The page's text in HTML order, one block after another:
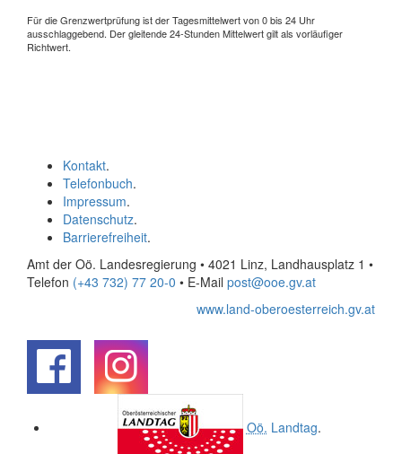
Für die Grenzwertprüfung ist der Tagesmittelwert von 0 bis 24 Uhr
ausschlaggebend. Der gleitende 24-Stunden Mittelwert gilt als vorläufiger
Richtwert.
Kontakt.
Telefonbuch.
Impressum.
Datenschutz.
Barrierefreiheit.
Amt der Oö. Landesregierung • 4021 Linz, Landhausplatz 1 •
Telefon (+43 732) 77 20-0 • E-Mail post@ooe.gv.at
www.land-oberoesterreich.gv.at
Oö. Landtag.